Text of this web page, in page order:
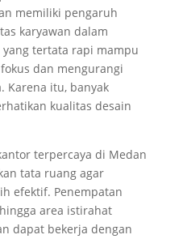
memiliki pengaruh
karyawan dalam
tertata rapi mampu
dan mengurangi
Karena itu, banyak
kualitas desain
terpercaya di Medan
tata ruang agar
efektif. Penempatan
area istirahat
dapat bekerja dengan